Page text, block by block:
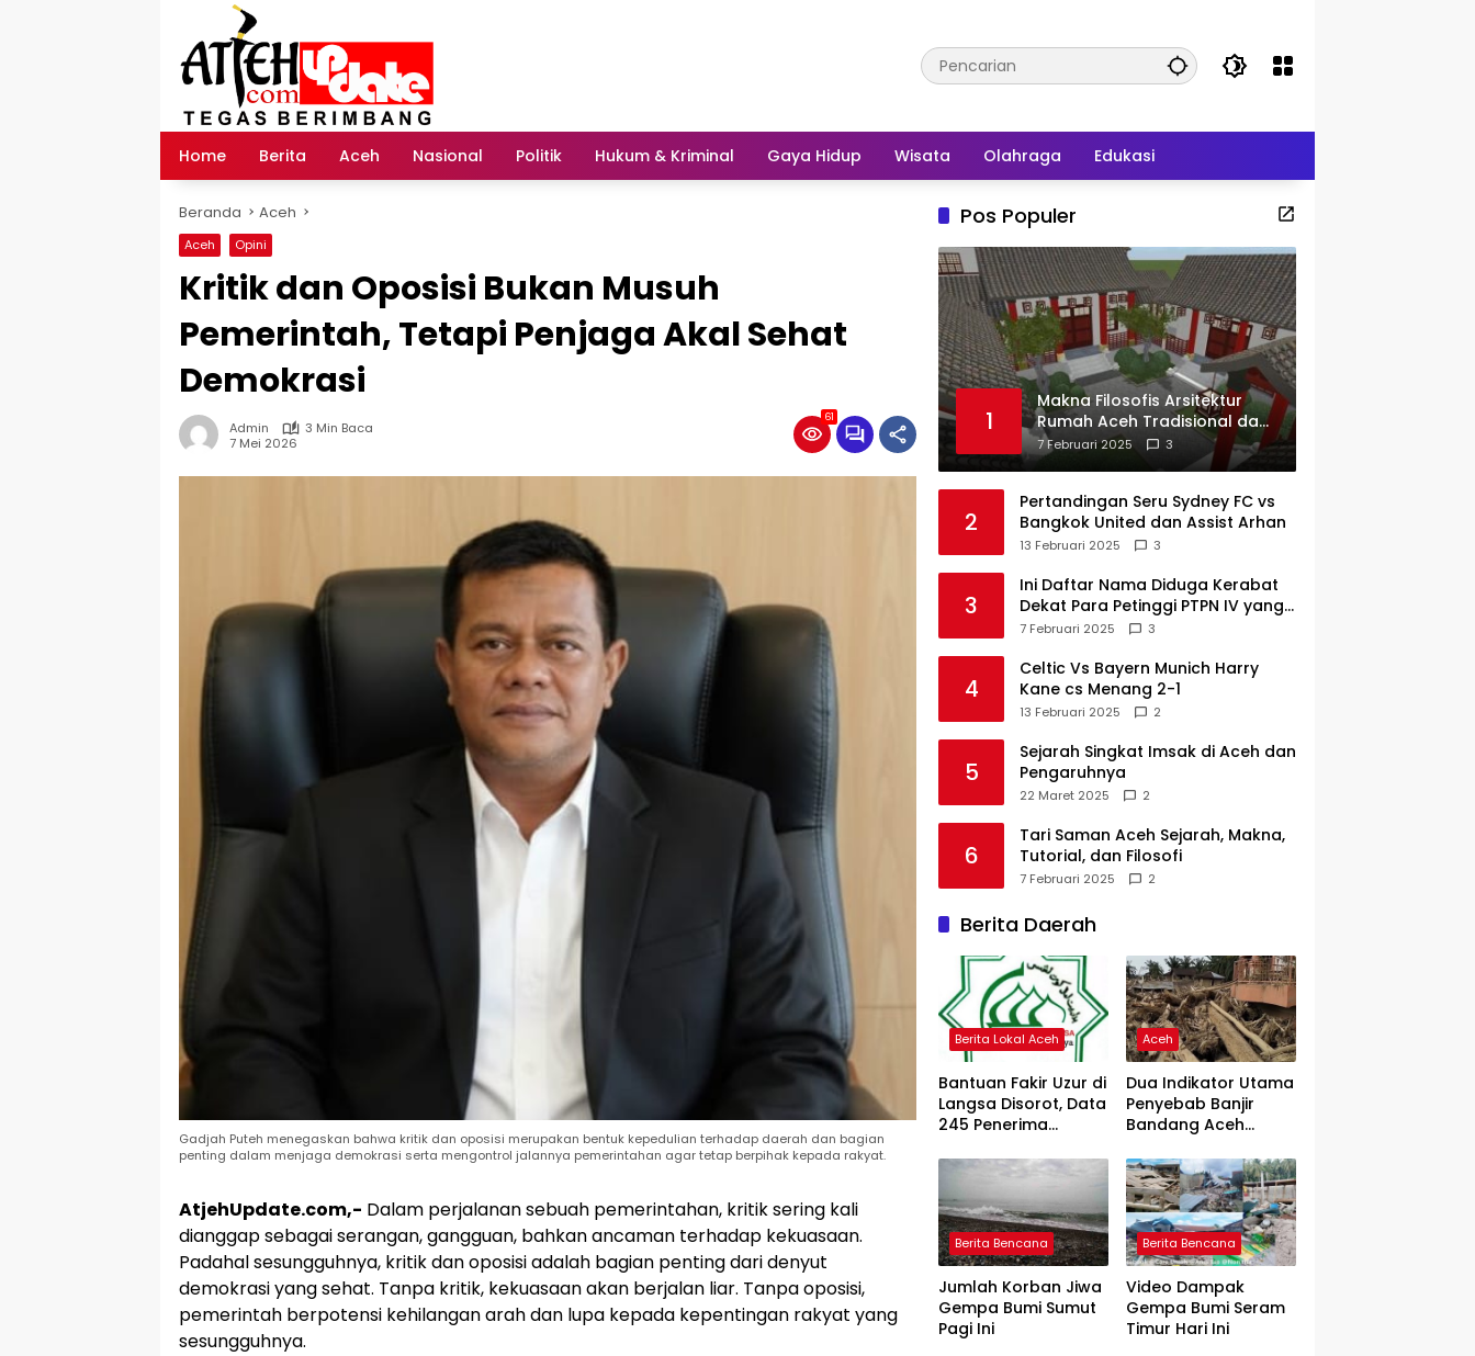
Home Berita Aceh Nasional Politik Hukum & Kriminal Gaya Hidup Wisata Olahraga Edukasi
Beranda Aceh
Aceh Opini
Kritik dan Oposisi Bukan Musuh
Pemerintah, Tetapi Penjaga Akal Sehat
Demokrasi
Admin
3 Min Baca
7 Mei 2026
61
Gadjah Puteh menegaskan bahwa kritik dan oposisi merupakan bentuk kepedulian terhadap daerah dan bagian
penting dalam menjaga demokrasi serta mengontrol jalannya pemerintahan agar tetap berpihak kepada rakyat.
AtjehUpdate.com,- Dalam perjalanan sebuah pemerintahan, kritik sering kali
dianggap sebagai serangan, gangguan, bahkan ancaman terhadap kekuasaan.
Padahal sesungguhnya, kritik dan oposisi adalah bagian penting dari denyut
demokrasi yang sehat. Tanpa kritik, kekuasaan akan berjalan liar. Tanpa oposisi,
pemerintah berpotensi kehilangan arah dan lupa kepada kepentingan rakyat yang
sesungguhnya.
Pos Populer
1
Makna Filosofis Arsitektur
Rumah Aceh Tradisional dan
Sejarah Perkembangannya
7 Februari 2025 3
2
Pertandingan Seru Sydney FC vs
Bangkok United dan Assist Arhan
13 Februari 2025 3
3
Ini Daftar Nama Diduga Kerabat
Dekat Para Petinggi PTPN IV yang
Lulus PKWT
7 Februari 2025 3
4
Celtic Vs Bayern Munich Harry
Kane cs Menang 2-1
13 Februari 2025 2
5
Sejarah Singkat Imsak di Aceh dan
Pengaruhnya
22 Maret 2025 2
6
Tari Saman Aceh Sejarah, Makna,
Tutorial, dan Filosofi
7 Februari 2025 2
Berita Daerah
Berita Lokal Aceh
Bantuan Fakir Uzur di
Langsa Disorot, Data
245 Penerima
Aceh
Dua Indikator Utama
Penyebab Banjir
Bandang Aceh
Puteh Soroti
Kerusakan DAS
Berita Bencana
Jumlah Korban Jiwa
Gempa Bumi Sumut
Pagi Ini
Berita Bencana
Video Dampak
Gempa Bumi Seram
Timur Hari Ini